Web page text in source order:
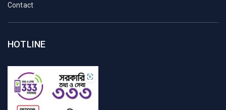
Contact
HOTLINE